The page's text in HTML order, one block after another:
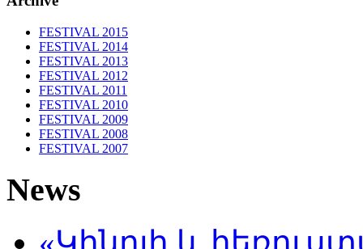
FESTIVAL 2015
FESTIVAL 2014
FESTIVAL 2013
FESTIVAL 2012
FESTIVAL 2011
FESTIVAL 2010
FESTIVAL 2009
FESTIVAL 2008
FESTIVAL 2007
News